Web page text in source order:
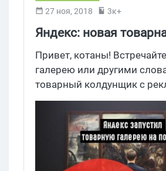
27 ноя, 2018 3к+
Яндекс: новая
с объявлениями
Привет, котаны!
галерею или другими
товарный колдунщик с
объявлениями из Директа
поиске Яндекса.